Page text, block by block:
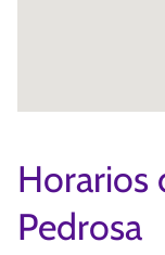
Horarios
Pedrosa